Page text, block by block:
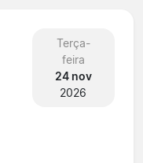
Terça-
feira
24 nov
2026